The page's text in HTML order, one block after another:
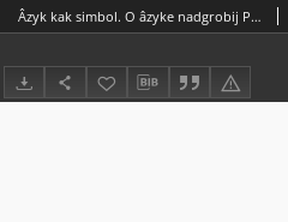
Âzyk kak simbol. O âzyke nadgrobij Pružanskogo nekropolâ